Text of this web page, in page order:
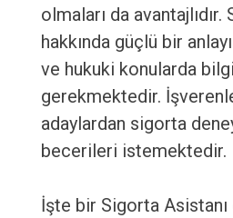
olmaları da
hakkında güçlü bir
ve hukuki konularda
gerekmektedir.
adaylardan sigorta
becerileri istemektedir.
İşte bir Sigorta